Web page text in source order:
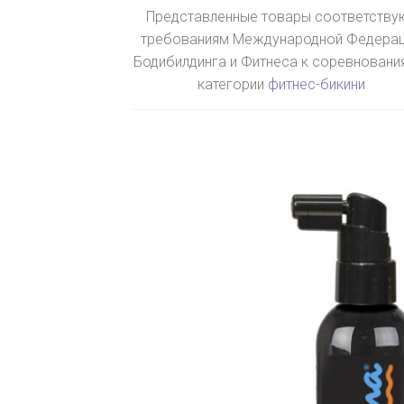
Представленные товары
требованиям Международной
Бодибилдинга и Фитнеса к
категории фитнес-бикини